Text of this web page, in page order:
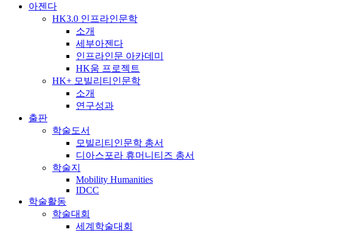
아젠다
HK3.0 인프라인문학
소개
세부아젠다
인프라인문 아카데미
HK움 프로젝트
HK+ 모빌리티인문학
소개
연구성과
출판
학술도서
모빌리티인문학 총서
디아스포라 휴머니티즈 총서
학술지
Mobility Humanities
IDCC
학술활동
학술대회
세계학술대회